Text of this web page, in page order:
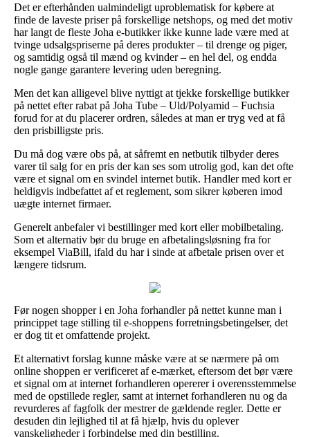
Det er efterhånden ualmindeligt uproblematisk for købere at
finde de laveste priser på forskellige netshops, og med det motiv
har langt de fleste Joha e-butikker ikke kunne lade være med at
tvinge udsalgspriserne på deres produkter – til drenge og piger,
og samtidig også til mænd og kvinder – en hel del, og endda
nogle gange garantere levering uden beregning.
Men det kan alligevel blive nyttigt at tjekke forskellige butikker
på nettet efter rabat på Joha Tube – Uld/Polyamid – Fuchsia
forud for at du placerer ordren, således at man er tryg ved at få
den prisbilligste pris.
Du må dog være obs på, at såfremt en netbutik tilbyder deres
varer til salg for en pris der kan ses som utrolig god, kan det ofte
være et signal om en svindel internet butik. Handler med kort er
heldigvis indbefattet af et reglement, som sikrer køberen imod
uægte internet firmaer.
Generelt anbefaler vi bestillinger med kort eller mobilbetaling.
Som et alternativ bør du bruge en afbetalingsløsning fra for
eksempel ViaBill, ifald du har i sinde at afbetale prisen over et
længere tidsrum.
Før nogen shopper i en Joha forhandler på nettet kunne man i
princippet tage stilling til e-shoppens forretningsbetingelser, det
er dog tit et omfattende projekt.
Et alternativt forslag kunne måske være at se nærmere på om
online shoppen er verificeret af e-mærket, eftersom det bør være
et signal om at internet forhandleren opererer i overensstemmelse
med de opstillede regler, samt at internet forhandleren nu og da
revurderes af fagfolk der mestrer de gældende regler. Dette er
desuden din lejlighed til at få hjælp, hvis du oplever
vanskeligheder i forbindelse med din bestilling.